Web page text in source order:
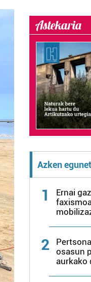
Astekaria
Azken
1
Ernai
2
osasun
aurkako